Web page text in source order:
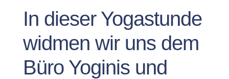
In dieser Yogastunde
widmen wir uns dem
Büro Yoginis und